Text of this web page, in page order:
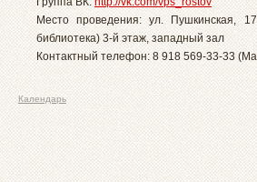
Место проведения: ул. Пушкинская,
библиотека) 3-й этаж, западный зал
Контактный телефон: 8 918 569-33-33
Календарь